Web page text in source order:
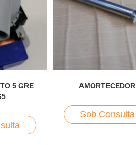
5 GRE
AMORTECEDOR
Sob Consulta